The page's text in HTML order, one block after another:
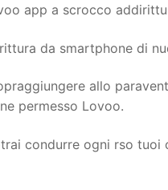
app a scrocco
da smartphone di
allo
permesso Lovoo.
condurre ogni rso